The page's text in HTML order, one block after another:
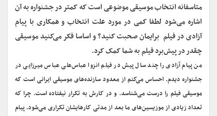
متاسفانه انتخاب موسیقی موضوعی است که کمتر در جشنواره به آن
اشاره می‌شود لطفا کمی در مورد علت انتخاب و همکاری با پیام
آزادی در فیلم برایمان صحبت کنید؟ و اساسا فکر می‌کنید موسیقی
چقدر در پیش‌برد فیلم به شما کمک کرد.
من پیام آزادی را چند سال پیش در فیلم انزوا عباس‌علی عباس میرزایی در
جشنواره دیدم. احساس می‌کنم از معدود سازنده‌های موسیقی ایرانی است که
موسیقی فیلم را درست می‌شناسد. و در کارش به تکرار نیفتاده است. چرا که
تعداد زیادی از موزیسین‌های ما بعد از مدتی کارهایشان تکراری می‌شود. پیام